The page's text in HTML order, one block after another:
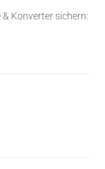
Konverter sichern: